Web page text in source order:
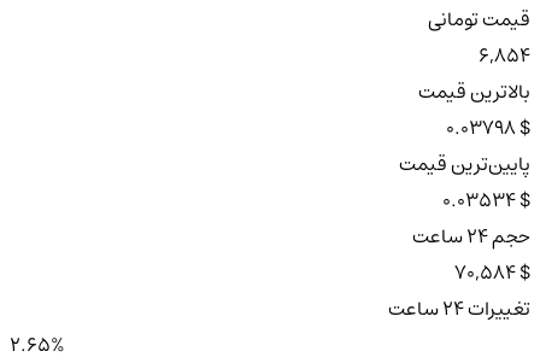
قیمت تومانی
6,854
بالاترین قیمت
$ 0.03798
پایین‌ترین قیمت
$ 0.03534
حجم ۲۴ ساعت
$ 70,584
تغییرات ۲۴ ساعت
2.65%